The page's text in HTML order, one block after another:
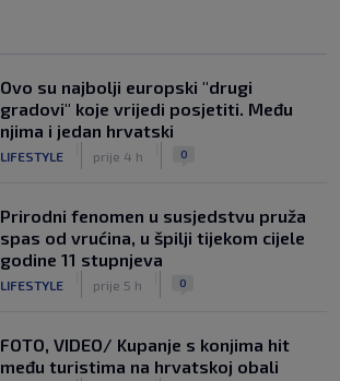
Ovo su najbolji europski "drugi
gradovi" koje vrijedi posjetiti. Među
njima i jedan hrvatski
LIFESTYLE prije 4 h 0
Prirodni fenomen u susjedstvu pruža
spas od vrućina, u špilji tijekom cijele
godine 11 stupnjeva
LIFESTYLE prije 5 h 0
FOTO, VIDEO/ Kupanje s konjima hit
među turistima na hrvatskoj obali